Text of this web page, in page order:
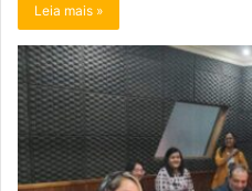
Leia mais »